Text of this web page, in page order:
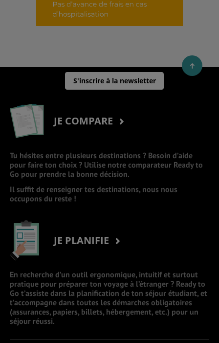
S'inscrire à la newsletter
JE COMPARE
Tu hésites entre plusieurs destinations ? Besoin d’aide
pour faire ton choix ? Utilise notre comparateur Ready to
Go pour prendre la bonne décision.
Il suffit de renseigner tes destinations, nous nous
occupons du reste !
JE PLANIFIE
En recherche d’un outil ergonomique, intuitif et surtout
pratique pour préparer ton voyage à l’étranger ? Ready to
Go t’assiste dans la planification de ton séjour étudiant, et
t’accompagne dans toutes les démarches obligatoires
(assurances, papiers, billets, hébergement, etc.) pour un
séjour réussi.